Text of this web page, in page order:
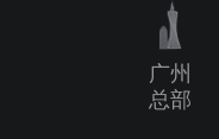
广州
总部